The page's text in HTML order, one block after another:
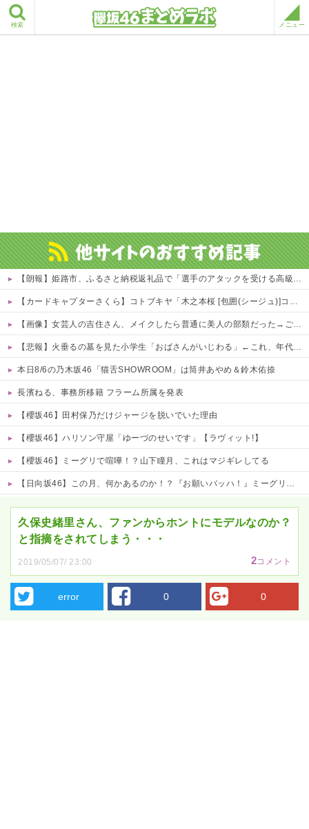
検索 メニュー
【朗報】姫路市、ふるさと納税返礼品で「選手のアタックを受ける高級SM」ｗｗｗｗ 他
【カードキャプターさくら】コトブキヤ「木之本桜 [包囲(シージュ)]コスチュームVer.」フィギュア【彩色原型公開】
【画像】女芸人の吉住さん、メイクしたら普通に美人の部類だった→ご覧くださいw w w w w w w w
【悲報】火垂るの墓を見た小学生「おばさんがいじわる」←これ、年代とともに変わっていくよな…
本日8/6の乃木坂46「猫舌SHOWROOM」は筒井あやめ＆鈴木佑捺
長濱ねる、事務所移籍 フラーム所属を発表
【櫻坂46】田村保乃だけジャージを脱いでいた理由
【櫻坂46】ハリソン守屋「ゆーづのせいです」【ラヴィット!】
【櫻坂46】ミーグリで喧嘩！？山下瞳月、これはマジギレしてる
【日向坂46】この月、何かあるのか！？『お願いバッハ！』ミーグリ日程がこちら
久保史緒里さん、ファンからホントにモデルなのか？
と指摘をされてしまう・・・
2019/05/07/ 23:00 2コメント
error 0 0